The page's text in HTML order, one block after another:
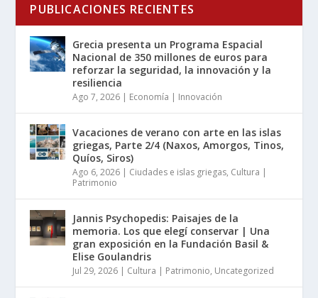
PUBLICACIONES RECIENTES
Grecia presenta un Programa Espacial
Nacional de 350 millones de euros para
reforzar la seguridad, la innovación y la
resiliencia
Ago 7, 2026 | Economía | Innovación
Vacaciones de verano con arte en las islas
griegas, Parte 2/4 (Naxos, Amorgos, Tinos,
Quíos, Siros)
Ago 6, 2026 | Ciudades e islas griegas, Cultura |
Patrimonio
Jannis Psychopedis: Paisajes de la
memoria. Los que elegí conservar | Una
gran exposición en la Fundación Basil &
Elise Goulandris
Jul 29, 2026 | Cultura | Patrimonio, Uncategorized